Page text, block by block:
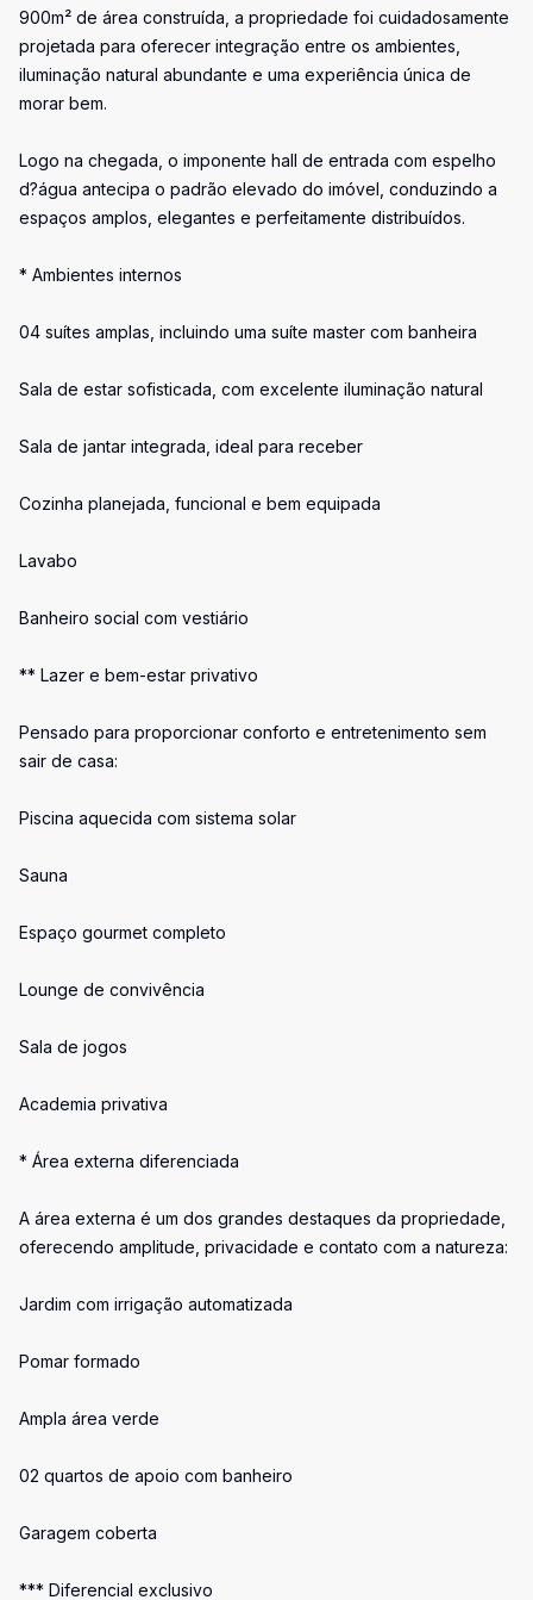
900m² de área construída, a propriedade foi cuidadosamente
projetada para oferecer integração entre os ambientes,
iluminação natural abundante e uma experiência única de
morar bem.
Logo na chegada, o imponente hall de entrada com espelho
d?água antecipa o padrão elevado do imóvel, conduzindo a
espaços amplos, elegantes e perfeitamente distribuídos.
* Ambientes internos
04 suítes amplas, incluindo uma suíte master com banheira
Sala de estar sofisticada, com excelente iluminação natural
Sala de jantar integrada, ideal para receber
Cozinha planejada, funcional e bem equipada
Lavabo
Banheiro social com vestiário
** Lazer e bem-estar privativo
Pensado para proporcionar conforto e entretenimento sem
sair de casa:
Piscina aquecida com sistema solar
Sauna
Espaço gourmet completo
Lounge de convivência
Sala de jogos
Academia privativa
* Área externa diferenciada
A área externa é um dos grandes destaques da propriedade,
oferecendo amplitude, privacidade e contato com a natureza:
Jardim com irrigação automatizada
Pomar formado
Ampla área verde
02 quartos de apoio com banheiro
Garagem coberta
*** Diferencial exclusivo